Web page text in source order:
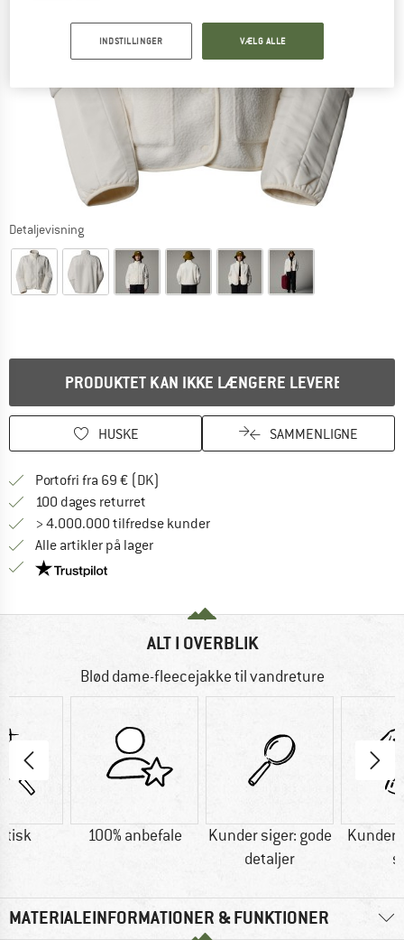
Detaljevisning
PRODUKTET KAN IKKE LÆNGERE LEVERES
HUSKE SAMMENLIGNE
Portofri fra 69 € (DK)
100 dages returret
> 4.000.000 tilfredse kunder
Alle artikler på lager
Vi er Trustpilot-certificeret - oplysningerne får du
ALT I OVERBLIK
Blød dame-fleecejakke til vandreture
100% anbefale
Kunder siger: gode
detaljer
Kunder
MATERIALEINFORMATIONER & FUNKTIONER
INDSTILLINGER VÆLG ALLE